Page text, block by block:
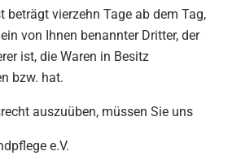
beträgt vierzehn Tage ab dem Tag,
von Ihnen benannter Dritter, der
ist, die Waren in Besitz
bzw. hat.
auszuüben, müssen Sie uns
e.V.